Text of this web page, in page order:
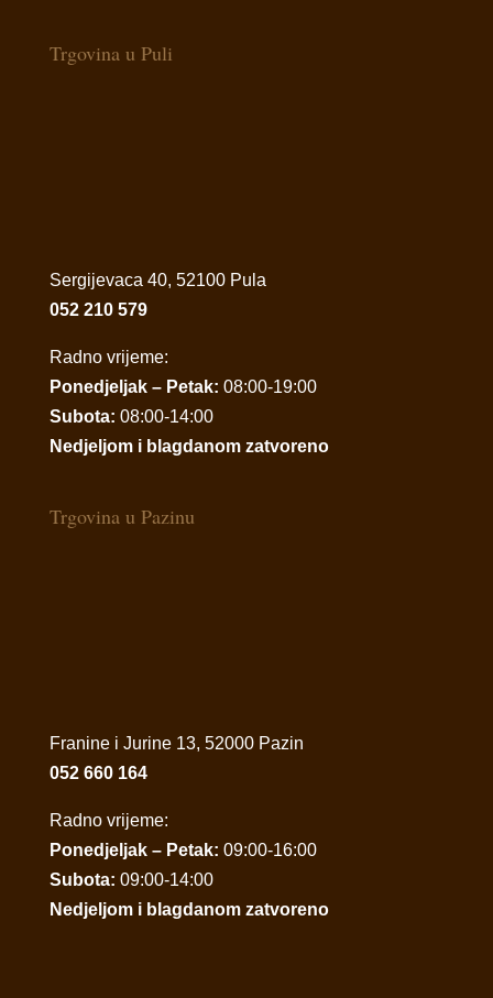
Trgovina u Puli
Sergijevaca 40, 52100 Pula
052 210 579
Radno vrijeme:
Ponedjeljak – Petak: 08:00-19:00
Subota: 08:00-14:00
Nedjeljom i blagdanom zatvoreno
Trgovina u Pazinu
Franine i Jurine 13, 52000 Pazin
052 660 164
Radno vrijeme:
Ponedjeljak – Petak: 09:00-16:00
Subota: 09:00-14:00
Nedjeljom i blagdanom zatvoreno